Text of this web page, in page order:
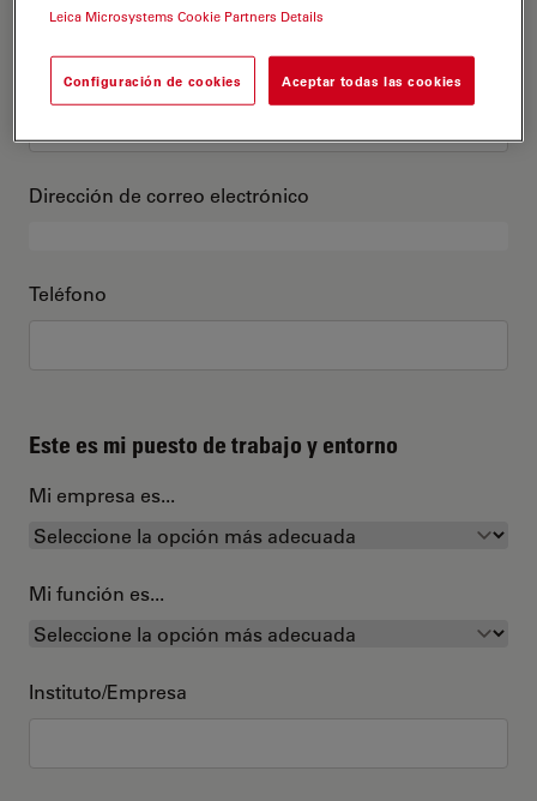
Apellido
Dirección de correo electrónico
Teléfono
Este es mi puesto de trabajo y entorno
Mi empresa es...
Mi función es...
Instituto/Empresa
Leica Microsystems Cookie Partners Details
Configuración de cookies Aceptar todas las cookies